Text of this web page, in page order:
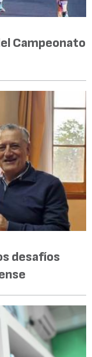
Campeonato
desafíos